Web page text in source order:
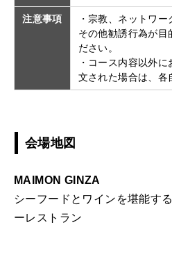
注意事項
・宗教、ネットワー
その他勧誘行為が目
ださい。
・コース内容以外
文された場合は、各
会場地図
MAIMON GINZA
シーフードとワインを堪能す
ーレストラン